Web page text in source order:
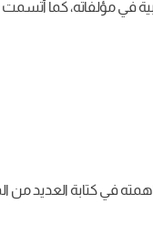
في مؤلفاته، كما
في كتابة العديد